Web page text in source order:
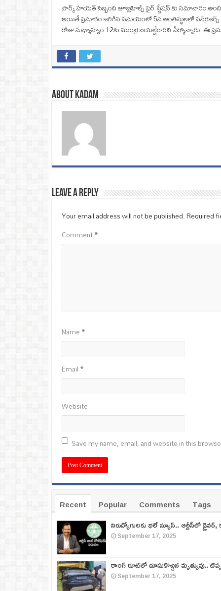
పార్క్ హయత్ సిబ్బంది జూబ్లిహిల్స్ ఫైర్ స్టేషన్ కు సమాచారం
అయితే ప్రమాదం జరిగిన సమయంలో 5వ అంతస్థులలో సన్‌రైజర్స్‌
రోజు మధ్యాహ్నం 12కు ముంబై బయల్దేరారని పేర్కొన్నారు. ఈ
About Kadam
Leave a Reply
Your email address will not be published.Required
Comment*
Name*
Email*
Website
Save my name, email, and website in this
Recent Popular Comments
Tags
నిరుద్యోగులకు భలే న్యూస్.. ఆర్టీసీలో
September 17, 2025
రాంగ్ రూట్‌లో దూసుకొచ్చిన మృత్యువు..
September 17, 2025